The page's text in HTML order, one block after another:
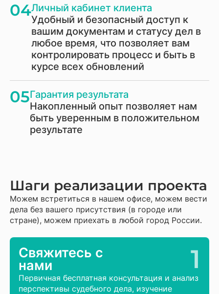
04Личный кабинет клиента
Удобный и безопасный доступ к
вашим документам и статусу дел в
любое время, что позволяет вам
контролировать процесс и быть в
курсе всех обновлений
05Гарантия результата
Накопленный опыт позволяет нам
быть уверенным в положительном
результате
Шаги реализации проекта
Можем встретиться в нашем офисе, можем вести
дела без вашего присутствия (в городе или
стране), можем приехать в любой город России.
Свяжитесь с
нами
1
Первичная бесплатная консультация и анализ
перспективы судебного дела, изучение